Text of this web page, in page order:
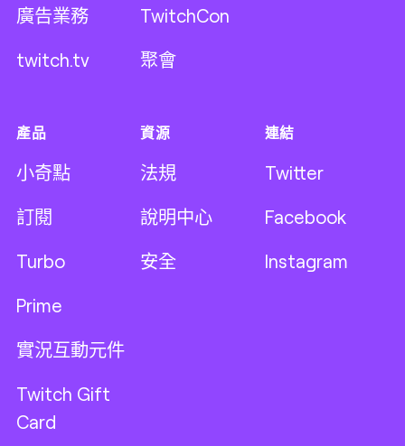
廣告業務
twitch.tv
TwitchCon
聚會
產品
小奇點
訂閱
Turbo
Prime
實況互動元件
Twitch Gift
Card
資源
法規
說明中心
安全
連結
Twitter
Facebook
Instagram